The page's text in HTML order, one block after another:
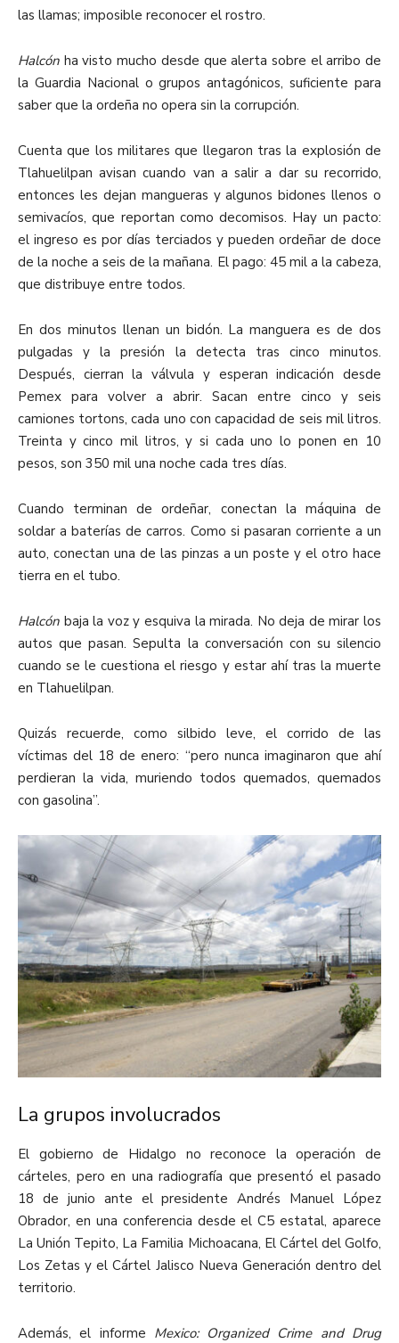
las llamas; imposible reconocer el rostro.
Halcón ha visto mucho desde que alerta sobre el arribo de
la Guardia Nacional o grupos antagónicos, suficiente para
saber que la ordeña no opera sin la corrupción.
Cuenta que los militares que llegaron tras la explosión de
Tlahuelilpan avisan cuando van a salir a dar su recorrido,
entonces les dejan mangueras y algunos bidones llenos o
semivacíos, que reportan como decomisos. Hay un pacto:
el ingreso es por días terciados y pueden ordeñar de doce
de la noche a seis de la mañana. El pago: 45 mil a la cabeza,
que distribuye entre todos.
En dos minutos llenan un bidón. La manguera es de dos
pulgadas y la presión la detecta tras cinco minutos.
Después, cierran la válvula y esperan indicación desde
Pemex para volver a abrir. Sacan entre cinco y seis
camiones tortons, cada uno con capacidad de seis mil litros.
Treinta y cinco mil litros, y si cada uno lo ponen en 10
pesos, son 350 mil una noche cada tres días.
Cuando terminan de ordeñar, conectan la máquina de
soldar a baterías de carros. Como si pasaran corriente a un
auto, conectan una de las pinzas a un poste y el otro hace
tierra en el tubo.
Halcón baja la voz y esquiva la mirada. No deja de mirar los
autos que pasan. Sepulta la conversación con su silencio
cuando se le cuestiona el riesgo y estar ahí tras la muerte
en Tlahuelilpan.
Quizás recuerde, como silbido leve, el corrido de las
víctimas del 18 de enero: “pero nunca imaginaron que ahí
perdieran la vida, muriendo todos quemados, quemados
con gasolina”.
La grupos involucrados
El gobierno de Hidalgo no reconoce la operación de
cárteles, pero en una radiografía que presentó el pasado
18 de junio ante el presidente Andrés Manuel López
Obrador, en una conferencia desde el C5 estatal, aparece
La Unión Tepito, La Familia Michoacana, El Cártel del Golfo,
Los Zetas y el Cártel Jalisco Nueva Generación dentro del
territorio.
Además, el informe Mexico: Organized Crime and Drug